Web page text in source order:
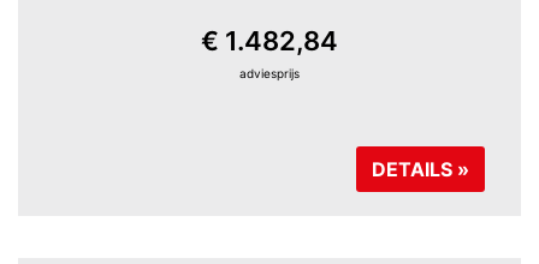
€ 1.482,84
adviesprijs
DETAILS »